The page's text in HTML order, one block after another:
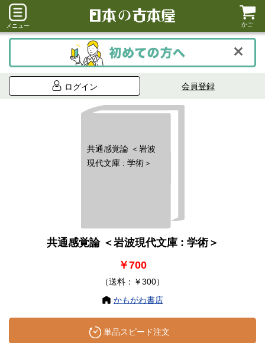
メニュー かご
ログイン 会員登録
共通感覚論 ＜岩波
現代文庫 : 学術＞
共通感覚論 ＜岩波現代文庫 : 学術＞
￥700
（送料：￥300）
かもがわ書店
単品スピード注文